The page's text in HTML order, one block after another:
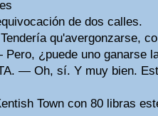
de dos calles.
qu'avergonzarse,
¿puede uno ganarse
— Oh, sí. Y muy bien.
Town con 80 libras